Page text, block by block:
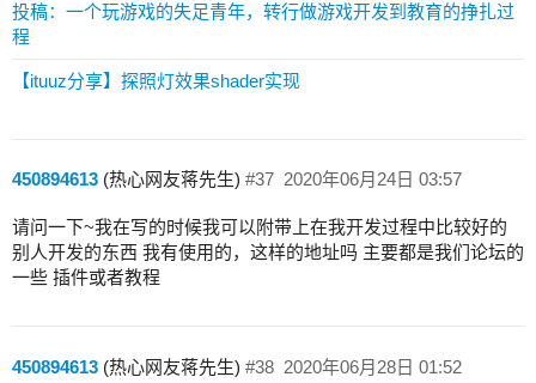
投稿：一个玩游戏的失足青年，转行做游戏开发到教育的挣扎过
程
【ituuz分享】探照灯效果shader实现
450894613 (热心网友蒋先生) 2020年06月24日 03:57
#37
请问一下~我在写的时候我可以附带上在我开发过程中比较好的
别人开发的东西 我有使用的，这样的地址吗 主要都是我们论坛的
一些 插件或者教程
450894613 (热心网友蒋先生) 2020年06月28日 01:52
#38